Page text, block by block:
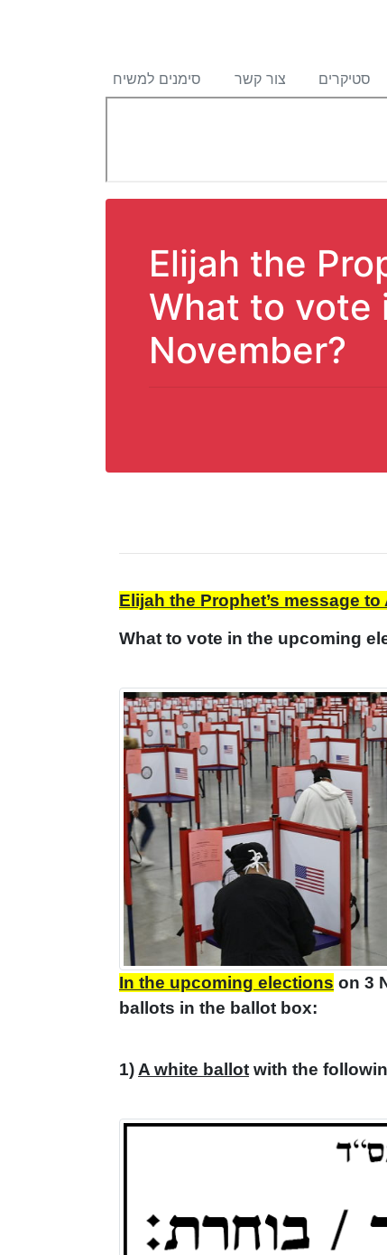
סטיקרים צור קשר סימנים למשיח
Elijah the
What to vote
November?
Elijah the Prophet’s message
What to vote in the upcoming
In the upcoming elections on 3
ballots in the ballot box:
1)A white ballot with the